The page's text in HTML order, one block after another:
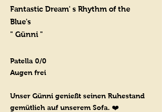
Fantastic Dream' s Rhythm of the
Blue's
" Günni "
Patella 0/0
Augen frei
Unser Günni genießt seinen Ruhestand
gemütlich auf unserem Sofa. ❤️